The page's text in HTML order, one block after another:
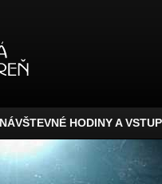
NÁVŠTEVNÉ HODINY A